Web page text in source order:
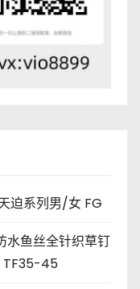
迫系列男/女 FG
水鱼丝全针织草钉
TF35-45